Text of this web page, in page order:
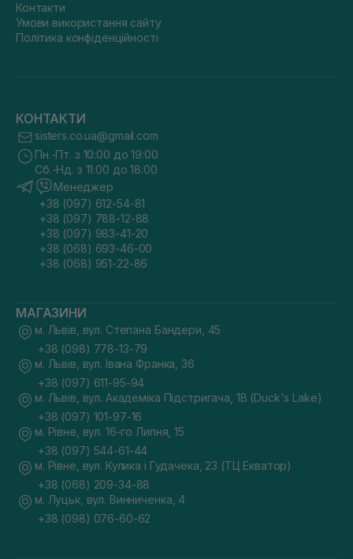
Контакти
Умови використання сайту
Політика конфіденційності
КОНТАКТИ
sisters.co.ua@gmail.com
Пн.-Пт. з 10:00 до 19:00
Сб.-Нд. з 11:00 до 18:00
Менеджер
+38 (097) 612-54-81
+38 (097) 788-12-88
+38 (097) 983-41-20
+38 (068) 693-46-00
+38 (068) 951-22-86
МАГАЗИНИ
м. Львів, вул. Степана Бандери, 45
+38 (098) 778-13-79
м. Львів, вул. Івана Франка, 36
+38 (097) 611-95-94
м. Львів, вул. Академіка Підстригача, 1В (Duck's Lake)
+38 (097) 101-97-16
м. Рівне, вул. 16-го Липня, 15
+38 (097) 544-61-44
м. Рівне, вул. Кулика і Гудачека, 23 (ТЦ Екватор)
+38 (068) 209-34-88
м. Луцьк, вул. Винниченка, 4
+38 (098) 076-60-62